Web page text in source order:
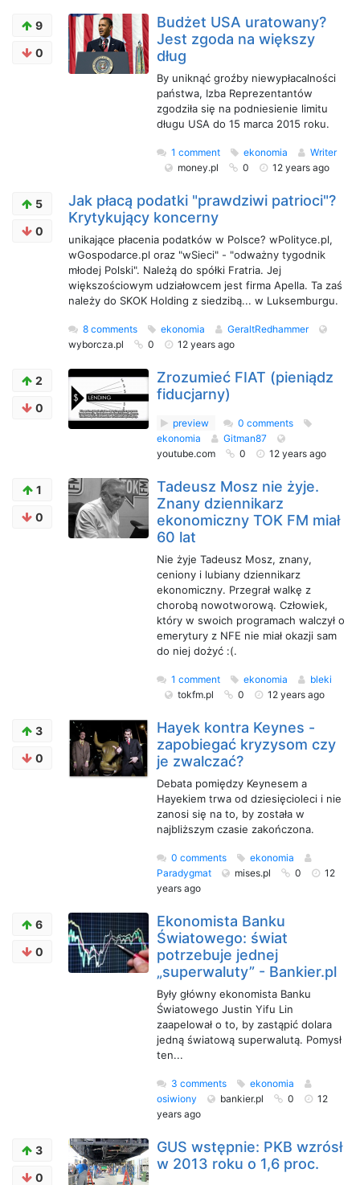
9
0
Budżet USA uratowany?
Jest zgoda na większy
dług
By uniknąć groźby niewypłacalności
państwa, Izba Reprezentantów
zgodziła się na podniesienie limitu
długu USA do 15 marca 2015 roku.
1 comment ekonomia
Writer
money.pl
0 12 years ago
5
0
Jak płacą podatki "prawdziwi patrioci"?
Krytykujący koncerny
unikające płacenia podatków w Polsce? wPolityce.pl,
wGospodarce.pl oraz "wSieci" - "odważny tygodnik
młodej Polski". Należą do spółki Fratria. Jej
większościowym udziałowcem jest firma Apella. Ta zaś
należy do SKOK Holding z siedzibą... w Luksemburgu.
8 comments ekonomia
GeraltRedhammer
wyborcza.pl
0 12 years ago
2
0
Zrozumieć FIAT (pieniądz
fiducjarny)
preview
0 comments
ekonomia
Gitman87
youtube.com
0 12 years ago
1
0
Tadeusz Mosz nie żyje.
Znany dziennikarz
ekonomiczny TOK FM miał
60 lat
Nie żyje Tadeusz Mosz, znany,
ceniony i lubiany dziennikarz
ekonomiczny. Przegrał walkę z
chorobą nowotworową. Człowiek,
który w swoich programach walczył o
emerytury z NFE nie miał okazji sam
do niej dożyć :(.
1 comment ekonomia
bleki
tokfm.pl
0 12 years ago
3
0
Hayek kontra Keynes -
zapobiegać kryzysom czy
je zwalczać?
Debata pomiędzy Keynesem a
Hayekiem trwa od dziesięcioleci i nie
zanosi się na to, by została w
najbliższym czasie zakończona.
0 comments
ekonomia
Paradygmat
mises.pl 0
12
years ago
6
0
Ekonomista Banku
Światowego: świat
potrzebuje jednej
„superwaluty” - Bankier.pl
Były główny ekonomista Banku
Światowego Justin Yifu Lin
zaapelował o to, by zastąpić dolara
jedną światową superwalutą. Pomysł
ten...
3 comments
ekonomia
osiwiony
bankier.pl 0
12
years ago
3
0
GUS wstępnie: PKB wzrósł
w 2013 roku o 1,6 proc.